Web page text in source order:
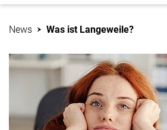
News Was ist Langeweile?